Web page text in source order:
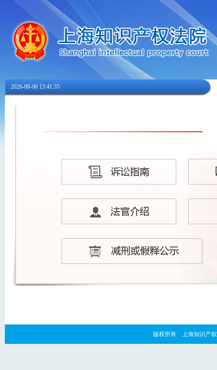
2026-08-06 13:41:35
版权所有 上海知识产权